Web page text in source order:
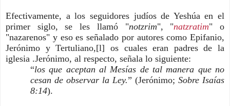
Efectivamente, a los seguidores judíos de Yeshúa en el
primer siglo, se les llamó "notzrim", "natzratim" o
"nazarenos" y eso es señalado por autores como Epifanio,
Jerónimo y Tertuliano,[l] os cuales eran padres de la
iglesia .Jerónimo, al respecto, señala lo siguiente:
“los que aceptan al Mesías de tal manera que no
cesan de observar la Ley.” (Jerónimo; Sobre Isaías
8:14).